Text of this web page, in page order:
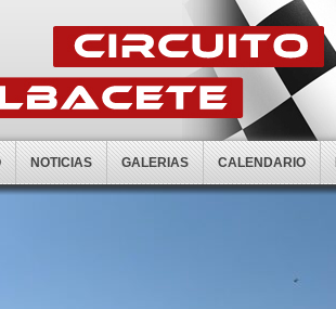
NOTICIAS GALERIAS CALENDARIO